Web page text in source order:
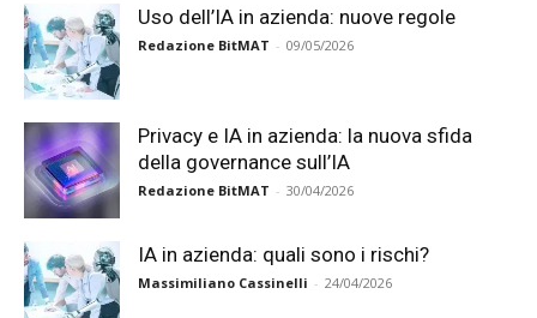
Uso dell’IA in azienda: nuove regole
Redazione BitMAT - 09/05/2026
Privacy e IA in azienda: la nuova sfida
della governance sull’IA
Redazione BitMAT - 30/04/2026
IA in azienda: quali sono i rischi?
Massimiliano Cassinelli - 24/04/2026